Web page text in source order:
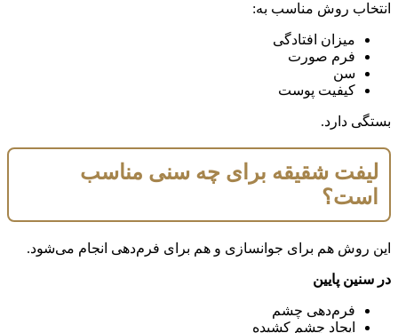
انتخاب روش مناسب به:
میزان افتادگی
فرم صورت
سن
کیفیت پوست
بستگی دارد.
لیفت شقیقه برای چه سنی مناسب
است؟
این روش هم برای جوانسازی و هم برای فرم‌دهی انجام می‌شود.
در سنین پایین
فرم‌دهی چشم
ایجاد چشم کشیده